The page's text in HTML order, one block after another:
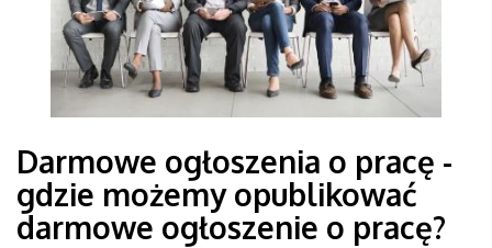
Darmowe ogłoszenia o pracę -
gdzie możemy opublikować
darmowe ogłoszenie o pracę?